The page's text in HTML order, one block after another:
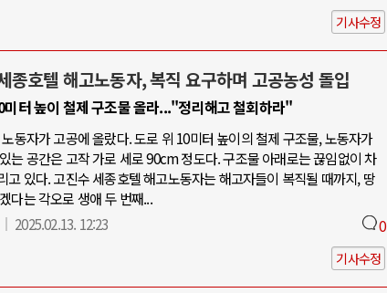
기사수정
종호텔 해고노동자, 복직 요구하며 고공농성 돌입
미터 높이 철제 구조물 올라..."정리해고 철회하라"
동자가 고공에 올랐다. 도로 위 10미터 높이의 철제 구조물, 노동자가
는 공간은 고작 가로 세로 90cm 정도다. 구조물 아래로는 끊임없이 차
고 있다. 고진수 세종호텔 해고노동자는 해고자들이 복직될 때까지, 땅
다는 각오로 생애 두 번째...
2025.02.13. 12:23 0
기사수정